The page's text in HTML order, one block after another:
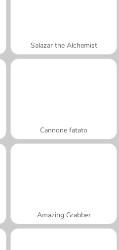
Salazar the Alchemist
Cannone fatato
Amazing Grabber